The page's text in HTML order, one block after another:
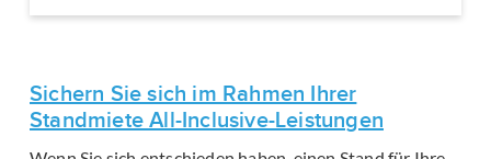
Sichern Sie sich im Rahmen Ihrer
Standmiete All-Inclusive-Leistungen